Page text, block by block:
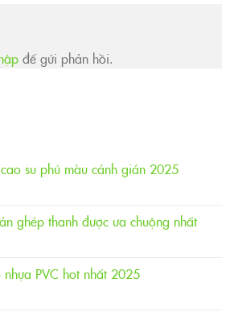
để gửi phản hồi.
su phủ màu cánh gián 2025
ghép thanh được ưa chuộng nhất
PVC hot nhất 2025